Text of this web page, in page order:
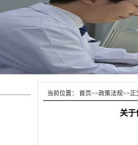
当前位置： 首页>>政策法规>>正
关